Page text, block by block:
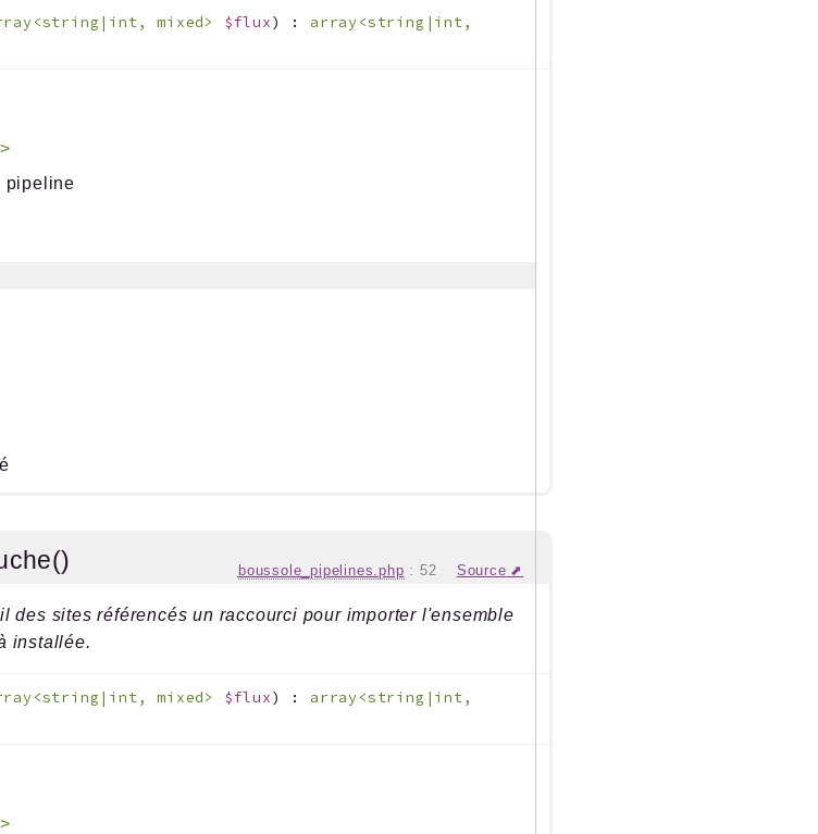
mixed> $flux) : array<string|int,
pipeline
boussole_pipelines.php : 52 Source
des sites référencés un raccourci pour importer l'ensemble
installée.
mixed> $flux) : array<string|int,